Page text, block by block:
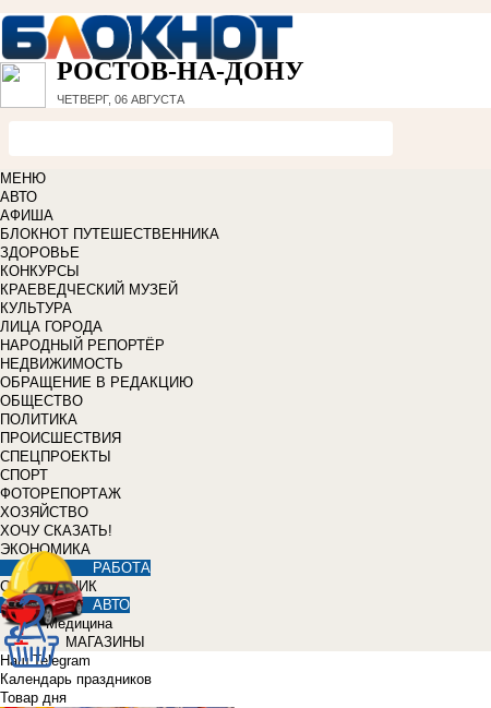
РОСТОВ-НА-ДОНУ
ЧЕТВЕРГ, 06 АВГУСТА
МЕНЮ
АВТО
АФИША
БЛОКНОТ ПУТЕШЕСТВЕННИКА
ЗДОРОВЬЕ
КОНКУРСЫ
КРАЕВЕДЧЕСКИЙ МУЗЕЙ
КУЛЬТУРА
ЛИЦА ГОРОДА
НАРОДНЫЙ РЕПОРТЁР
НЕДВИЖИМОСТЬ
ОБРАЩЕНИЕ В РЕДАКЦИЮ
ОБЩЕСТВО
ПОЛИТИКА
ПРОИСШЕСТВИЯ
СПЕЦПРОЕКТЫ
СПОРТ
ФОТОРЕПОРТАЖ
ХОЗЯЙСТВО
ХОЧУ СКАЗАТЬ!
ЭКОНОМИКА
РАБОТА
СПРАВОЧНИК
АВТО
Медицина
МАГАЗИНЫ
Наш Telegram
Календарь праздников
Товар дня